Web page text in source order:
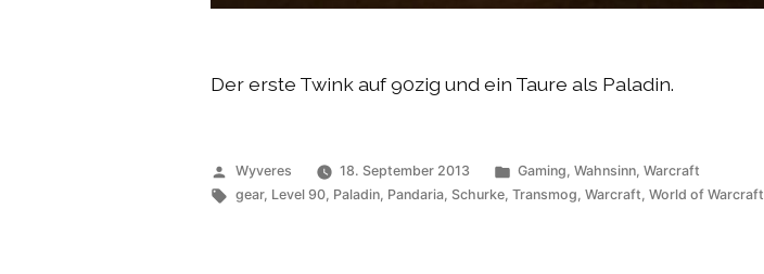
Der erste Twink auf 90zig und ein Taure als Paladin.
Veröffentlicht
von
Wyveres 18. September 2013
Veröffentlicht
unter
Gaming,Wahnsinn,Warcraft
Schlagwörter:
gear, Level 90, Paladin, Pandaria, Schurke, Transmog, Warcraft, World of Warcraft